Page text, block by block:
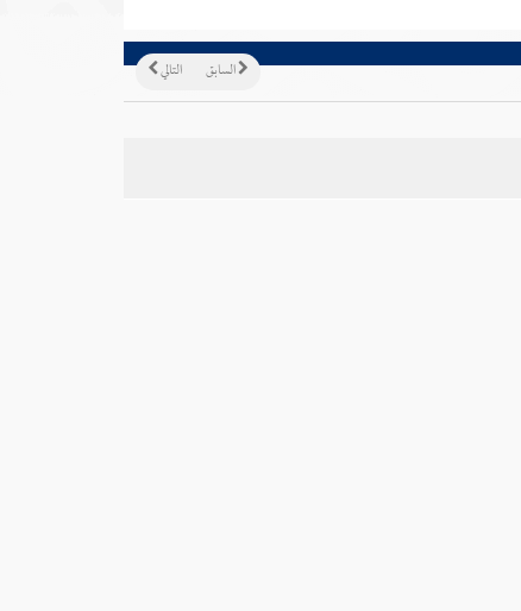
التالي السابق